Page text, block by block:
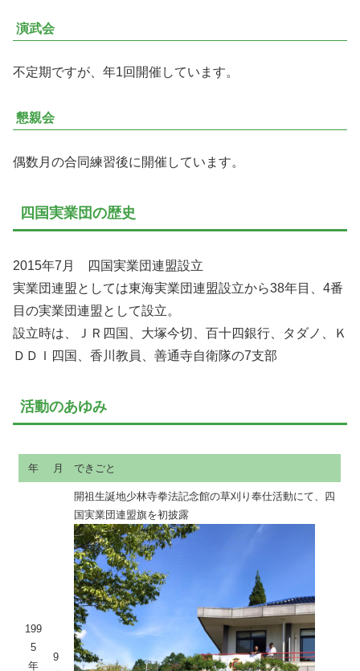
演武会
不定期ですが、年1回開催しています。
懇親会
偶数月の合同練習後に開催しています。
四国実業団の歴史
2015年7月 四国実業団連盟設立
実業団連盟としては東海実業団連盟設立から38年目、4番
目の実業団連盟として設立。
設立時は、ＪＲ四国、大塚今切、百十四銀行、タダノ、Ｋ
ＤＤＩ四国、香川教員、善通寺自衛隊の7支部
活動のあゆみ
年 月 できごと
199
5
年
9
開祖生誕地少林寺拳法記念館の草刈り奉仕活動にて、四
国実業団連盟旗を初披露